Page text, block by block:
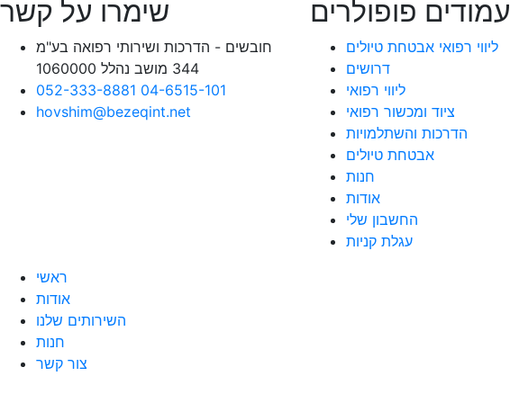
שימרו על קשר
חובשים - הדרכות ושירותי רפואה בע"מ
344 מושב נהלל 1060000
052-333-8881 04-6515-101
hovshim@bezeqint.net
עמודים פופולרים
ליווי רפואי אבטחת טיולים
דרושים
ליווי רפואי
ציוד ומכשור רפואי
הדרכות והשתלמויות
אבטחת טיולים
חנות
אודות
החשבון שלי
עגלת קניות
ראשי
אודות
השירותים שלנו
חנות
צור קשר